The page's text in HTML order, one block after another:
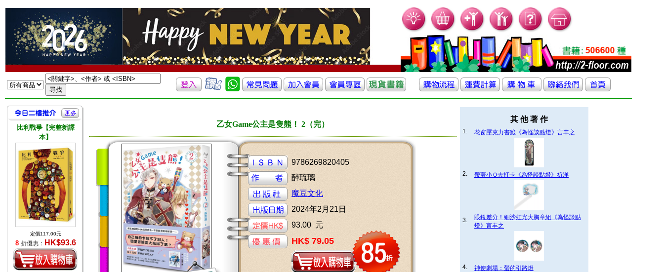
比利戰爭【完整新譯
本】
定價117.00元
8 折優惠： HK$93.6
乙女Game公主是隻熊！ 2（完）
9786269820405
醉琉璃
魔豆文化
2024年2月21日
93.00 元
HK$ 79.05
其 他 著 作
1. 花窗壓克力書籤《為怪談點燈》言丰之
2. 帶著小Ｑ去打卡《為怪談點燈》祈洋
3.
眼鏡差分！細沙虹光大胸章組《為怪談點
燈》言丰之
4. 神使劇場：螢的引路燈